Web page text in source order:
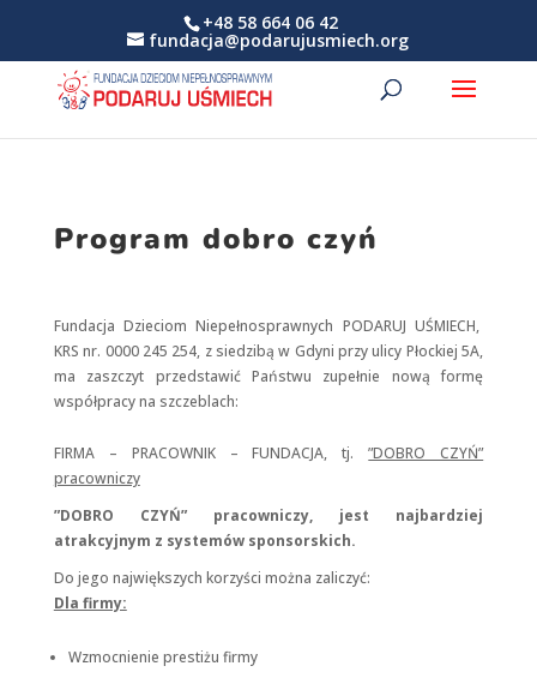
+48 58 664 06 42
fundacja@podarujusmiech.org
Program dobro czyń
Fundacja Dzieciom Niepełnosprawnych PODARUJ UŚMIECH,
KRS nr. 0000 245 254, z siedzibą w Gdyni przy ulicy Płockiej 5A,
ma zaszczyt przedstawić Państwu zupełnie nową formę
współpracy na szczeblach:
FIRMA – PRACOWNIK – FUNDACJA, tj.”DOBRO CZYŃ”
pracowniczy
”DOBRO CZYŃ” pracowniczy, jest najbardziej
atrakcyjnym z systemów sponsorskich.
Do jego największych korzyści można zaliczyć:
Dla firmy:
Wzmocnienie prestiżu firmy